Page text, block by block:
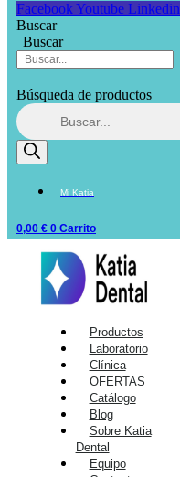
Facebook Youtube Linkedin
Buscar
Buscar
Búsqueda de productos
Mi Katia
0,00 € 0 Carrito
Productos
Laboratorio
Clínica
OFERTAS
Catálogo
Blog
Sobre Katia
Dental
Equipo